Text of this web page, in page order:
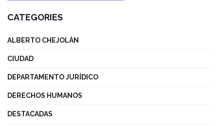
CATEGORIES
ALBERTO CHEJOLÁN
CIUDAD
DEPARTAMENTO JURÍDICO
DERECHOS HUMANOS
DESTACADAS